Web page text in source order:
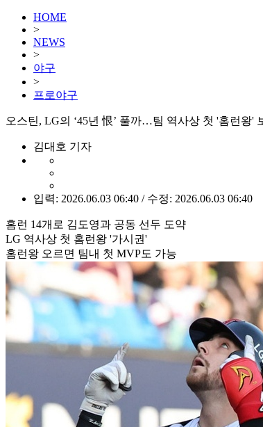
HOME
>
NEWS
>
야구
>
프로야구
오스틴, LG의 ‘45년 恨’ 풀까…팀 역사상 첫 '홈런왕'
김대호 기자
입력: 2026.06.03 06:40 / 수정: 2026.06.03 06:40
홈런 14개로 김도영과 공동 선두 도약
LG 역사상 첫 홈런왕 '가시권'
홈런왕 오르면 팀내 첫 MVP도 가능